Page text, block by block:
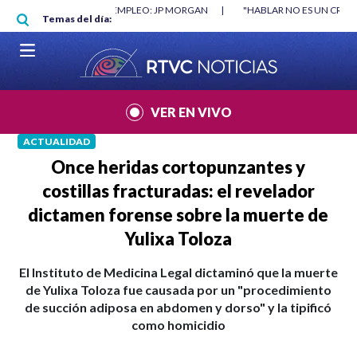
Pasar al contenido principal
Temas del día:
"HABLAR NO ES UN CRIMEN": CARTA DE BETO CORAL |
VER EN VIVO
ACTUALIDAD
Once heridas cortopunzantes y
costillas fracturadas: el revelador
dictamen forense sobre la muerte de
Yulixa Toloza
El Instituto de Medicina Legal dictaminó que la muerte
de Yulixa Toloza fue causada por un "procedimiento
de succión adiposa en abdomen y dorso" y la tipificó
como homicidio